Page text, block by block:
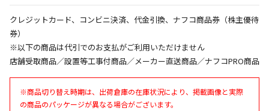
が、ご購入手続きを分けてお買い求めください
※電話注文はできません。
宅配のみでお届けする商品です（店舗受取は選択でき
ません）
※「宅配・店舗受取」「宅配のみ」マークの商品のみ
同時購入が可能です
クレジットカード、コンビニ決済、代金引換、ナフコ商品券（株主優待
券）
※以下の商品は代引でのお支払がご利用いただけません
店舗受取商品／設置等工事付商品／メーカー直送商品／ナフコPRO商品
※商品切り替え時期は、出荷倉庫の在庫状況により、掲載画像と実際
の商品のパッケージが異なる場合がございます。